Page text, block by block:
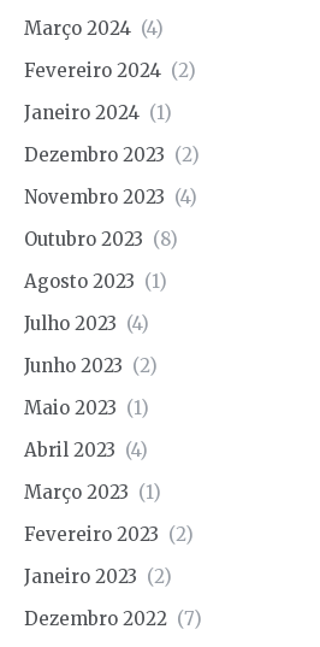
Março 2024 (4)
Fevereiro 2024 (2)
Janeiro 2024 (1)
Dezembro 2023 (2)
Novembro 2023 (4)
Outubro 2023 (8)
Agosto 2023 (1)
Julho 2023 (4)
Junho 2023 (2)
Maio 2023 (1)
Abril 2023 (4)
Março 2023 (1)
Fevereiro 2023 (2)
Janeiro 2023 (2)
Dezembro 2022 (7)